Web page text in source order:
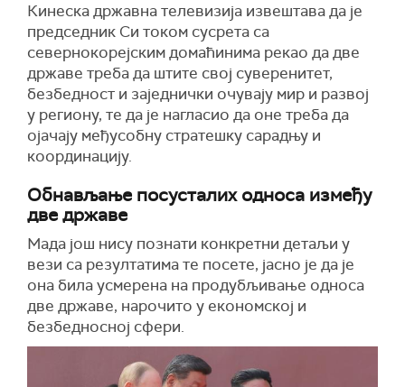
Кинеска државна телевизија извештава да је
председник Си током сусрета са
севернокорејским домаћинима рекао да две
државе треба да штите свој суверенитет,
безбедност и заједнички очувају мир и развој
у региону, те да је нагласио да оне треба да
ојачају међусобну стратешку сарадњу и
координацију.
Обнављање посусталих односа између
две државе
Мада још нису познати конкретни детаљи у
вези са резултатима те посете, јасно је да је
она била усмерена на продубљивање односа
две државе, нарочито у економској и
безбедносној сфери.